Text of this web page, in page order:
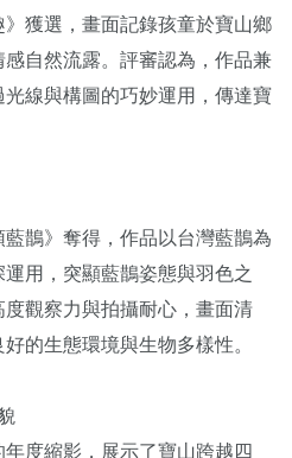
獲選，畫面記錄孩童於寶山鄉
自然流露。評審認為，作品兼
線與構圖的巧妙運用，傳達寶
鵲》奪得，作品以台灣藍鵲為
用，突顯藍鵲姿態與羽色之
觀察力與拍攝耐心，畫面清
的生態環境與生物多樣性。
度縮影，展示了寶山跨越四